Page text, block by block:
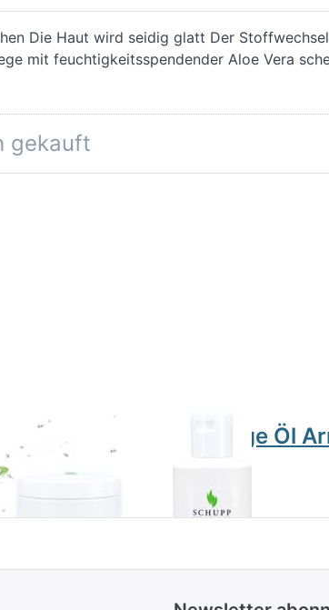
Die Haut wird seidig glatt Der
mit feuchtigkeitsspendender Aloe Vera
gekauft
Aloe
Massage Öl